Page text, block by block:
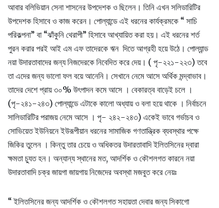
আবার বলিভিয়ান সেনা শাসনের উপদেশক ও ছিলেন। তিনি এখন সলিডারিটির
উপদেশক হিসাবে ও কাজ করেন। পোল্যান্ডে এই ধরনের কার্যক্রমকে “ সাচি
পরিকল্পনা” বা “ঝাঁকুনি থেরাপী” হিসাবে আখ্যায়িত করা হয়। এই ধরনের শর্ত
পুরন করার পরই আই এম এফ তাদেরকে ঋন দিতে আগ্রহী হয়ে উঠে। পোল্যান্ড
নয়া উদারতাবাদের জন্য নিজদেরকে নিবেদিত করে দেয়। ( পৃ-২২১-২২৩) তবে
তা এদের জন্য ভালো ফল বয়ে আনেনি। সেখানে নেমে আসে অর্থিক মন্দ্বাভাব।
তাদের দেশে প্রায় ৩০% উৎপাদন কমে আসে । বেকারত্ব বাড়েই চলে ।
(পৃ-২৪১-২৪৩) পোল্যান্ডে এটাকে কালো অধ্যায় ও বলা হয়ে থাকে । নির্বাচনে
সালিডারিটির পরাজয় নেমে আসে । পৃ- ২৪২-২৪৩) একেই ভাবে গর্ভাচব ও
সোভিয়েত ইউনিয়নে ইউরূপীয়ান ধরনের সামাজিক গণতান্ত্রিক ব্যবস্থার পক্ষে
জিকির তুলেন । কিন্তু তার চেয়ে ও অধিকতর উদারতাবাদি ইলিতসিনের দ্বারা
ক্ষমতা চ্যুত হন। অন্যান্য স্থানের মত, আদর্শিক ও কৌশলগত কারনে নয়া
উদারতাবাদি চক্র জায়গা জায়গায় নিজেদের অবস্থা মজবুত করে নেয়ঃ
“ ইলিতসিনের জন্য আদর্শিক ও কৌশলগত সহায়তা দেবার জন্য সিকাগো